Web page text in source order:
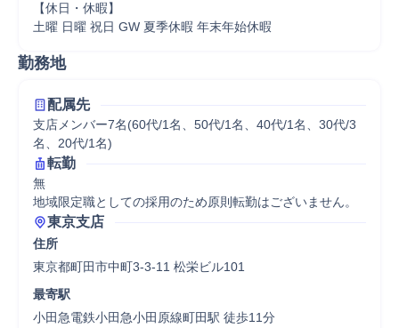
【休日・休暇】
土曜 日曜 祝日 GW 夏季休暇 年末年始休暇
勤務地
配属先
支店メンバー7名(60代/1名、50代/1名、40代/1名、30代/3
名、20代/1名)
転勤
無
地域限定職としての採用のため原則転勤はございません。
東京支店
住所
東京都町田市中町3-3-11 松栄ビル101
最寄駅
小田急電鉄小田急小田原線町田駅 徒歩11分